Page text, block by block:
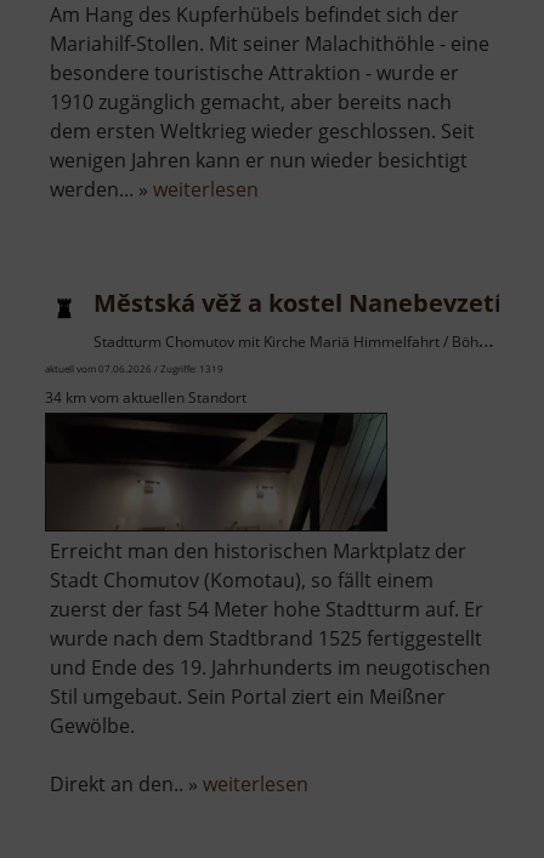
Am Hang des Kupferhübels befindet sich der
Mariahilf-Stollen. Mit seiner Malachithöhle - eine
besondere touristische Attraktion - wurde er
1910 zugänglich gemacht, aber bereits nach
dem ersten Weltkrieg wieder geschlossen. Seit
wenigen Jahren kann er nun wieder besichtigt
werden... » weiterlesen
Městská věž a kostel Nanebevzetí
Stadtturm Chomutov mit Kirche Mariä Himmelfahrt / Böhmisches Erzgebirge
aktuell vom 07.06.2026 / Zugriffe: 1319
34 km vom aktuellen Standort
Erreicht man den historischen Marktplatz der
Stadt Chomutov (Komotau), so fällt einem
zuerst der fast 54 Meter hohe Stadtturm auf. Er
wurde nach dem Stadtbrand 1525 fertiggestellt
und Ende des 19. Jahrhunderts im neugotischen
Stil umgebaut. Sein Portal ziert ein Meißner
Gewölbe.
Direkt an den.. » weiterlesen